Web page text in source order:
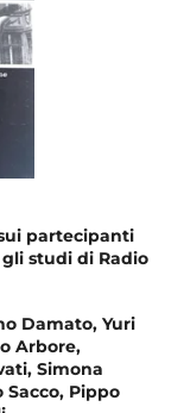
partecipanti
studi di Radio
Damato, Yuri
Arbore,
Simona
Pippo